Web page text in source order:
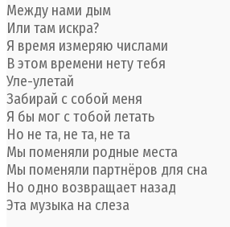
Между нами дым
Или там искра?
Я время измеряю числами
В этом времени нету тебя
Уле-улетай
Забирай с собой меня
Я бы мог с тобой летать
Но не та, не та, не та
Мы поменяли родные места
Мы поменяли партнёров для сна
Но одно возвращает назад
Эта музыка на слеза